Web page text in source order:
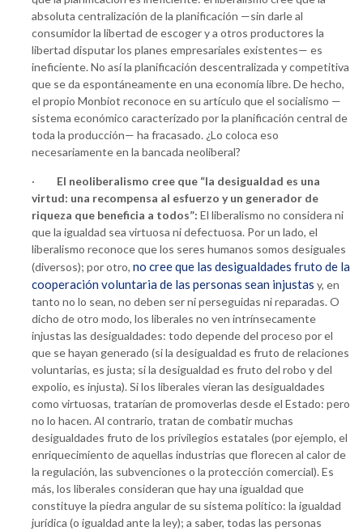
absoluta centralización de la planificación —sin darle al
consumidor la libertad de escoger y a otros productores la
libertad disputar los planes empresariales existentes— es
ineficiente. No así la planificación descentralizada y competitiva
que se da espontáneamente en una economía libre. De hecho,
el propio Monbiot reconoce en su artículo que el socialismo —
sistema económico caracterizado por la planificación central de
toda la producción— ha fracasado. ¿Lo coloca eso
necesariamente en la bancada neoliberal?
· El neoliberalismo cree que “la desigualdad es una
virtud: una recompensa al esfuerzo y un generador de
riqueza que beneficia a todos”: El liberalismo no considera ni
que la igualdad sea virtuosa ni defectuosa. Por un lado, el
liberalismo reconoce que los seres humanos somos desiguales
(diversos); por otro, no cree que las desigualdades fruto de la
cooperación voluntaria de las personas sean injustas y, en
tanto no lo sean, no deben ser ni perseguidas ni reparadas. O
dicho de otro modo, los liberales no ven intrínsecamente
injustas las desigualdades: todo depende del proceso por el
que se hayan generado (si la desigualdad es fruto de relaciones
voluntarias, es justa; si la desigualdad es fruto del robo y del
expolio, es injusta). Si los liberales vieran las desigualdades
como virtuosas, tratarían de promoverlas desde el Estado: pero
no lo hacen. Al contrario, tratan de combatir muchas
desigualdades fruto de los privilegios estatales (por ejemplo, el
enriquecimiento de aquellas industrias que florecen al calor de
la regulación, las subvenciones o la protección comercial). Es
más, los liberales consideran que hay una igualdad que
constituye la piedra angular de su sistema político: la igualdad
jurídica (o igualdad ante la ley); a saber, todas las personas